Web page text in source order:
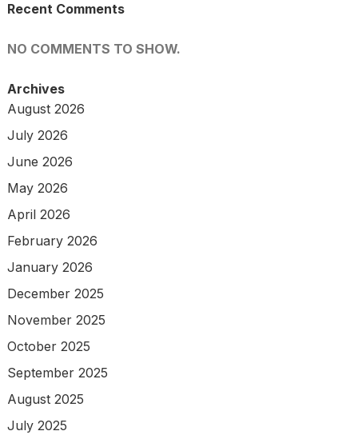
Recent Comments
NO COMMENTS TO SHOW.
Archives
August 2026
July 2026
June 2026
May 2026
April 2026
February 2026
January 2026
December 2025
November 2025
October 2025
September 2025
August 2025
July 2025